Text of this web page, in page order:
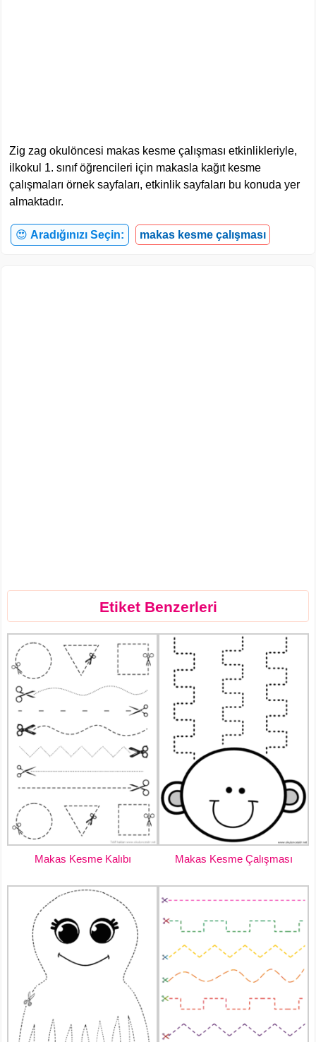
Zig zag okulöncesi makas kesme çalışması etkinlikleriyle,
ilkokul 1. sınıf öğrencileri için makasla kağıt kesme
çalışmaları örnek sayfaları, etkinlik sayfaları bu konuda yer
almaktadır.
😍 Aradığınızı Seçin: makas kesme çalışması
Etiket Benzerleri
Makas Kesme Kalıbı Makas Kesme Çalışması